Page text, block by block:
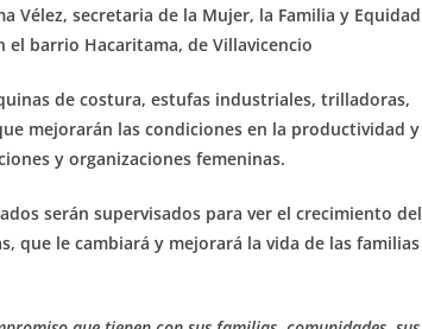
Vélez, secretaria de la Mujer, la Familia y Equidad
el barrio Hacaritama, de Villavicencio
de costura, estufas industriales, trilladoras,
mejorarán las condiciones en la productividad y
y organizaciones femeninas.
serán supervisados para ver el crecimiento del
que le cambiará y mejorará la vida de las familias